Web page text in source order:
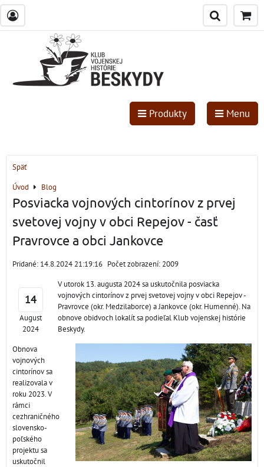
Produkty Menu
Späť
Úvod
Blog
Posviacka vojnových cintorínov z prvej
svetovej vojny v obci Repejov - časť
Pravrovce a obci Jankovce
Pridané: 14.8.2024 21:19:16 Počet zobrazení: 2009
14
August
2024
V utorok 13. augusta 2024 sa uskutočnila posviacka
vojnových cintorínov z prvej svetovej vojny v obci Repejov -
Pravrovce (okr. Medzilaborce) a Jankovce (okr. Humenné). Na
obnove obidvoch lokalít sa podieľal Klub vojenskej histórie
Beskydy.
Obnova
vojnových
cintorínov sa
realizovala v
roku 2023. V
rámci
cezhraničného
slovensko-
poľského
projektu sa
uskutočnil